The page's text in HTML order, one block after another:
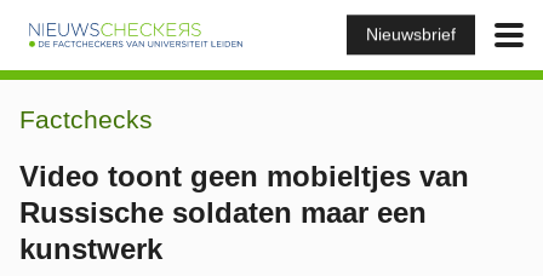
Nieuwsbrief
Factchecks
Video toont geen mobieltjes van
Russische soldaten maar een
kunstwerk